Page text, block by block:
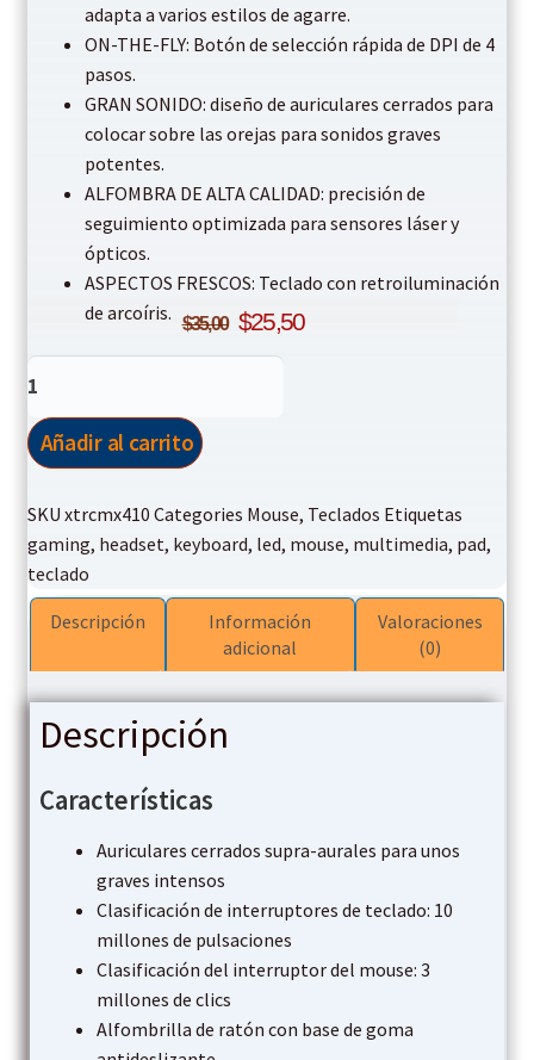
adapta a varios estilos de agarre.
ON-THE-FLY: Botón de selección rápida de DPI de 4
pasos.
GRAN SONIDO: diseño de auriculares cerrados para
colocar sobre las orejas para sonidos graves
potentes.
ALFOMBRA DE ALTA CALIDAD: precisión de
seguimiento optimizada para sensores láser y
ópticos.
ASPECTOS FRESCOS: Teclado con retroiluminación
de arcoíris. $35,00 Original
price
$25,50Current
Me
Gamer
CMX-
Teclado,
Mouse,
Headset,
Pad
cantidad
Añadir al carrito
SKU xtrcmx410 Categories Mouse, Teclados Etiquetas
gaming, headset, keyboard, led, mouse, multimedia, pad,
teclado
Descripción
Información
adicional
Valoraciones
(0)
Descripción
Características
Auriculares cerrados supra-aurales para unos
graves intensos
Clasificación de interruptores de teclado: 10
millones de pulsaciones
Clasificación del interruptor del mouse: 3
millones de clics
Alfombrilla de ratón con base de goma